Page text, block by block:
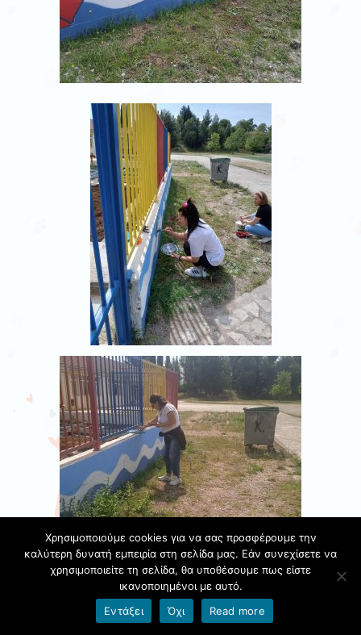
Χρησιμοποιούμε cookies για να σας προσφέρουμε την
καλύτερη δυνατή εμπειρία στη σελίδα μας. Εάν συνεχίσετε να
χρησιμοποιείτε τη σελίδα, θα υποθέσουμε πως είστε
ικανοποιημένοι με αυτό.
Εντάξει
Όχι Read more